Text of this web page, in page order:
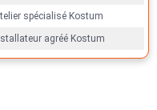
spécialisé Kostum
agréé Kostum